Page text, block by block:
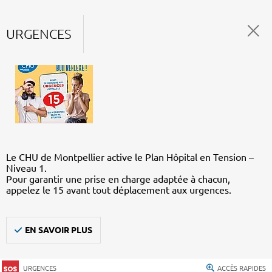
URGENCES
Le CHU de Montpellier active le Plan Hôpital en Tension –
Niveau 1.
Pour garantir une prise en charge adaptée à chacun,
appelez le 15 avant tout déplacement aux urgences.
EN SAVOIR PLUS
URGENCES ACCÈS RAPIDES